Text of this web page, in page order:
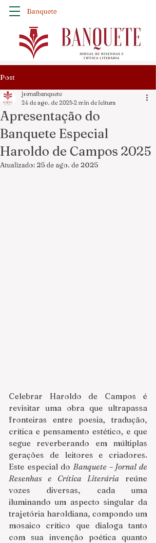
Banquete
Post
Apresentação do
Banquete Especial
Haroldo de Campos 2025
jornalbanquete
24 de ago. de 2025 2 min de leitura
Atualizado: 25 de ago. de 2025
Celebrar Haroldo de Campos é
revisitar uma obra que ultrapassa
fronteiras entre poesia, tradução,
crítica e pensamento estético, e que
segue reverberando em múltiplas
gerações de leitores e criadores.
Este especial do Banquete – Jornal de
Resenhas e Crítica Literária reúne
vozes diversas, cada uma
iluminando um aspecto singular da
trajetória haroldiana, compondo um
mosaico crítico que dialoga tanto
com sua invenção poética quanto